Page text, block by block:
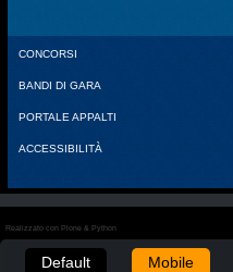
CONCORSI
BANDI DI GARA
PORTALE APPALTI
ACCESSIBILITÀ
Realizzato con Plone & Python
Default Mobile